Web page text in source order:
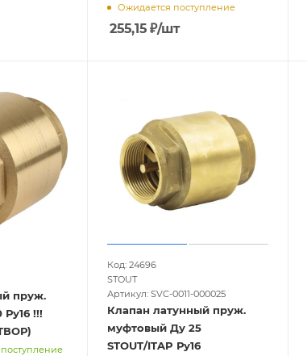
Ожидается поступление
255,15 ₽/шт
пруж.
!!!
Код: 24696
STOUT
Артикул: SVC-0011-000025
Клапан латунный пруж.
муфтовый Ду 25
STOUT/ITAP Ру16